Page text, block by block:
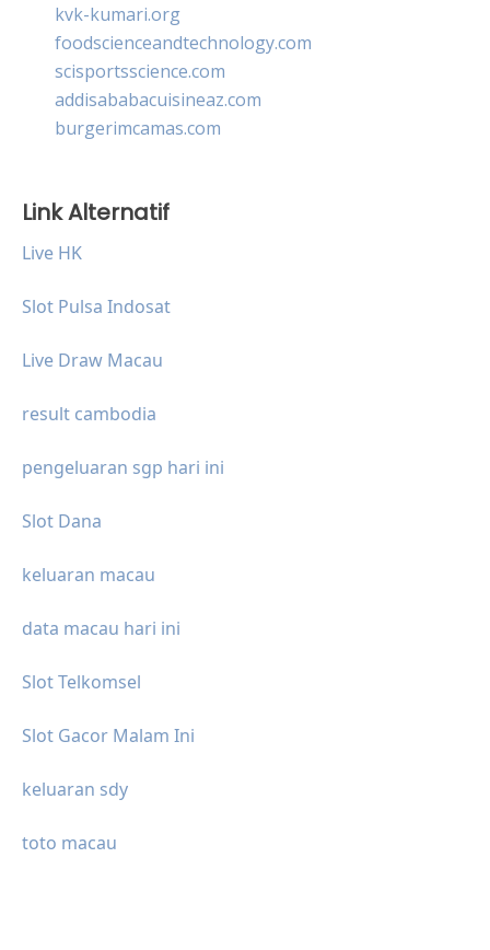
kvk-kumari.org
foodscienceandtechnology.com
scisportsscience.com
addisababacuisineaz.com
burgerimcamas.com
Link Alternatif
Live HK
Slot Pulsa Indosat
Live Draw Macau
result cambodia
pengeluaran sgp hari ini
Slot Dana
keluaran macau
data macau hari ini
Slot Telkomsel
Slot Gacor Malam Ini
keluaran sdy
toto macau